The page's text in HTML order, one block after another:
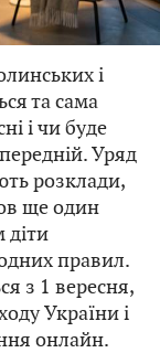
і
та сама
і чи буде
Уряд
розклади,
ще один
діти
правил.
з 1 вересня,
України і
онлайн.